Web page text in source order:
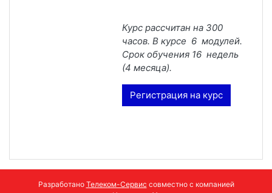
Курс рассчитан на 300
часов. В курсе 6 модулей.
Срок обучения 16 недель
(4 месяца).
Регистрация на курс
Разработано Телеком-Сервис совместно с компанией